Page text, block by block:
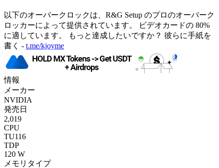
以下のオーバークロックは、R&G Setup のプロのオーバーク
ロッカーによって提供されています。 ビデオカードの 80%
に適しています。 もっと達成したいですか？ 彼らに手紙を
書く - t.me/kjoyme
情報
メーカー
NVIDIA
発売日
2,019
CPU
TU116
TDP
120 W
メモリタイプ